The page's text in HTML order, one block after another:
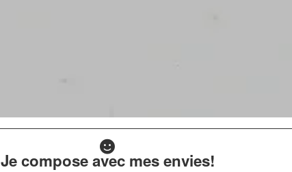
Je compose avec mes envies!